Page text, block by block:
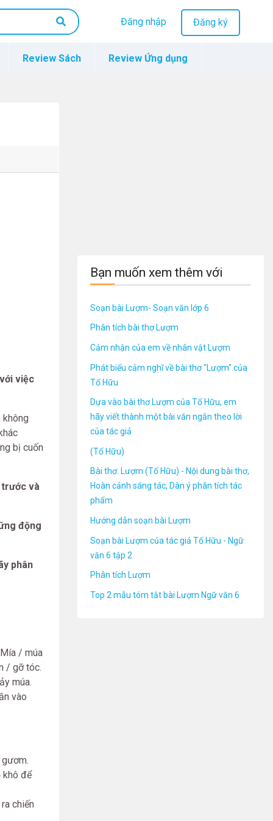
Đăng nhập Đăng ký
Review Sách Review Ứng dụng
việc
không
bị cuốn
trước và
động
phân
/ múa
/ gỡ tóc.
múa.
vào
khô để
chiến
Bạn muốn xem thêm với
Soạn bài Lượm- Soạn văn lớp 6
Phân tích bài thơ Lượm
Cảm nhận của em về nhân vật Lượm
Phát biểu cảm nghĩ về bài thơ "Lượm" của
Tố Hữu
Dựa vào bài thơ Lượm của Tố Hữu, em
hãy viết thành một bài văn ngắn theo lời
của tác giả
(Tố Hữu)
Bài thơ: Lượm (Tố Hữu) - Nội dung bài thơ,
Hoàn cảnh sáng tác, Dàn ý phân tích tác
phẩm
Hướng dẫn soạn bài Lượm
Soạn bài Lượm của tác giả Tố Hữu - Ngữ
văn 6 tập 2
Phân tích Lượm
Top 2 mẫu tóm tắt bài Lượm Ngữ văn 6